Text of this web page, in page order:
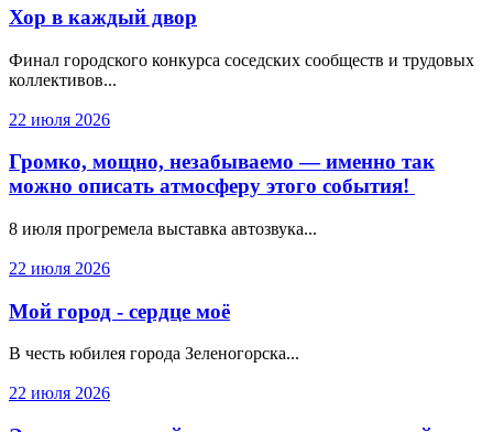
Хор в каждый двор
Финал городского конкурса соседских сообществ и трудовых
коллективов...
22 июля 2026
Громко, мощно, незабываемо — именно так
можно описать атмосферу этого события!
8 июля прогремела выставка автозвука...
22 июля 2026
Мой город - сердце моё
В честь юбилея города Зеленогорска...
22 июля 2026